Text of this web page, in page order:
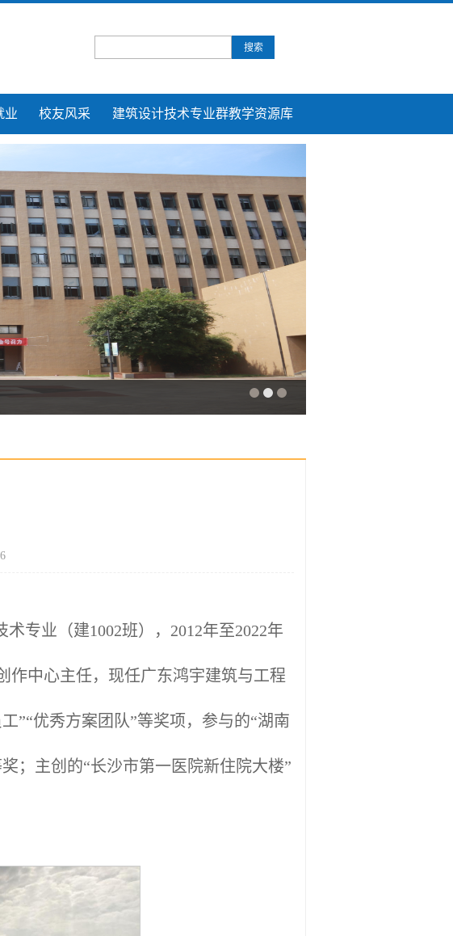
业 校友风采 建筑设计技术专业群教学资源库
专业（建1002班），2012年至2022年
作中心主任，现任广东鸿宇建筑与工程
”“优秀方案团队”等奖项，参与的“湖南
；主创的“长沙市第一医院新住院大楼”